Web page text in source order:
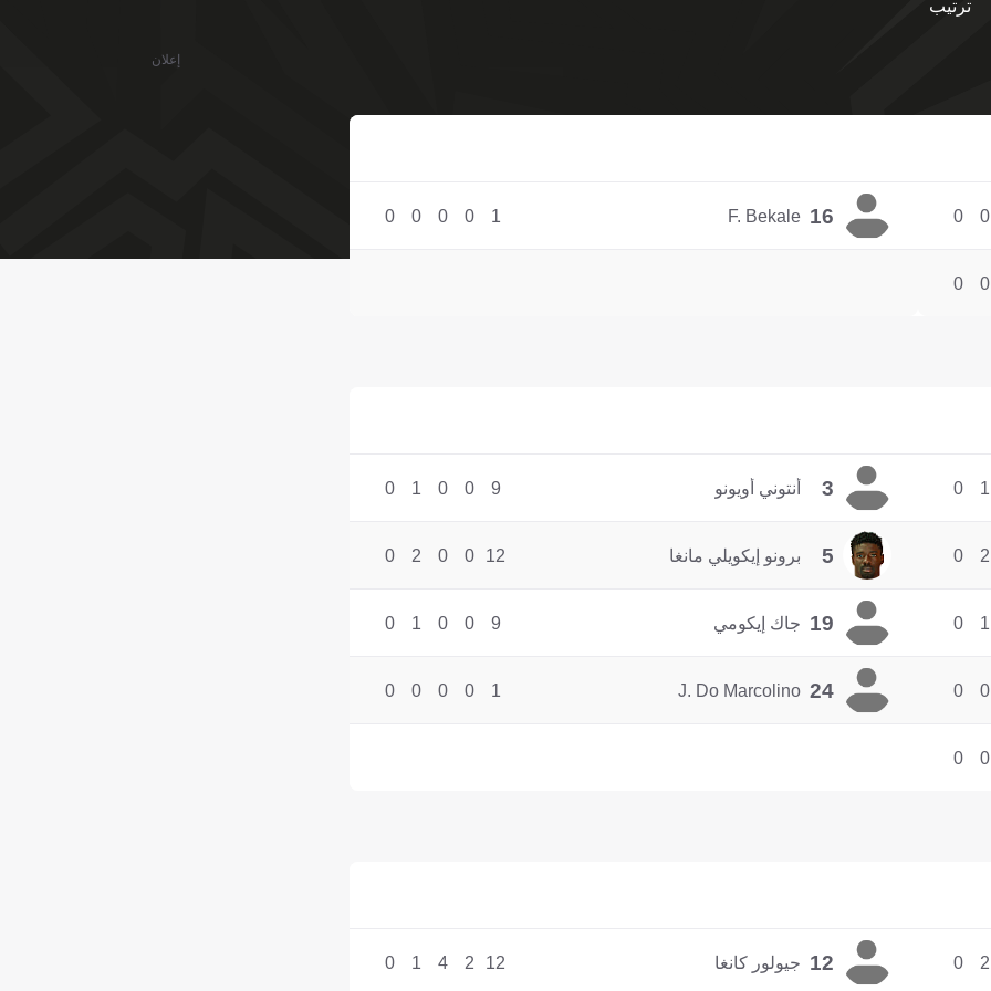
ترتيب
0
0
16
F. Bekale
1
0
0
0
0
0
0
1
0
3 أنتوني أويونو 9
0
0
1
0
2
0
5 برونو إيكويلي مانغا 12
0
0
2
0
1
0
19 جاك إيكومي 9
0
0
1
0
0
0
24
J. Do Marcolino
1
0
0
0
0
0
0
2
0
12 جيولور كانغا 12
2
4
1
0
إعلان